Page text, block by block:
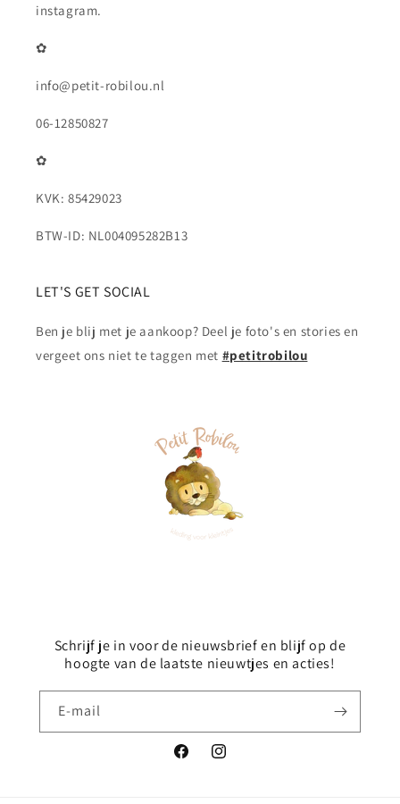
instagram.
✿
info@petit-robilou.nl
06-12850827
✿
KVK: 85429023
BTW-ID: NL004095282B13
LET'S GET SOCIAL
Ben je blij met je aankoop? Deel je foto's en stories en
vergeet ons niet te taggen met #petitrobilou
Schrijf je in voor de nieuwsbrief en blijf op de
hoogte van de laatste nieuwtjes en acties!
E‑mail
FacebookInstagram